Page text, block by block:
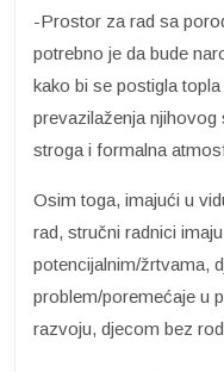
-Prostor za rad sa
potrebno je da bude
kako bi se postigla
prevazilaženja
stroga i formalna
Osim toga, imajući u
rad, stručni radnici
potencijalnim/žrtvama,
problem/poremećaje u
razvoju, djecom bez